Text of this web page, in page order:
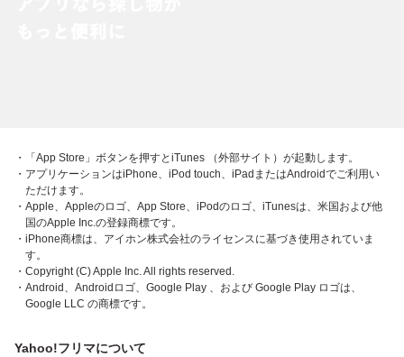
・「App Store」ボタンを押すとiTunes （外部サイト）が起動します。
・アプリケーションはiPhone、iPod touch、iPadまたはAndroidでご利用い
ただけます。
・Apple、Appleのロゴ、App Store、iPodのロゴ、iTunesは、米国および他
国のApple Inc.の登録商標です。
・iPhone商標は、アイホン株式会社のライセンスに基づき使用されていま
す。
・Copyright (C) Apple Inc. All rights reserved.
・Android、Androidロゴ、Google Play 、および Google Play ロゴは、
Google LLC の商標です。
Yahoo!フリマについて